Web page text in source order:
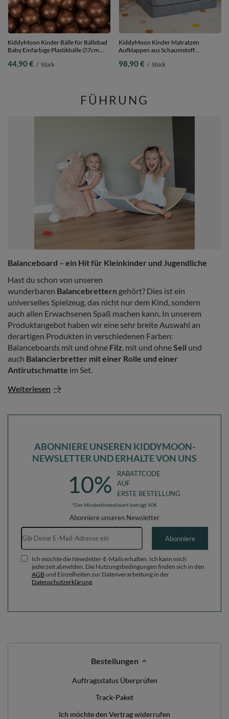
KiddyMoon Kinder Bälle für Bällebad
Baby Einfarbige Plastikbälle ∅7cm
44,90 € / Stück
KiddyMoon Kinder Matratzen
Aufklappen aus Schaumstoff
Kinderzimmer Faltmatratze,
98,90 € / Stück
FÜHRUNG
Balanceboard – ein Hit für Kleinkinder und Jugendliche
Hast du schon von unseren
wunderbaren Balancebrettern gehört? Dies ist ein
universelles Spielzeug, das nicht nur dem Kind, sondern
auch allen Erwachsenen Spaß machen kann. In unserem
Produktangebot haben wir eine sehr breite Auswahl an
derartigen Produkten in verschiedenen Farben:
Balanceboards mit und ohne Filz, mit und ohneSeil und
auch Balancierbretter mit einer Rolle und einer
Antirutschmatte im Set.
Weiterlesen
ABONNIERE UNSEREN KIDDYMOON-
NEWSLETTER UND ERHALTE VON UNS
10%
RABATTCODE
AUF
ERSTE BESTELLUNG
*Der Mindestbestellwert beträgt 40€
Abonniere unseren Newsletter
E-Mail-Adresse
Abonniere
Ich möchte die Newsletter-E-Mails erhalten. Ich kann mich
jederzeit abmelden. Die Nutzungsbedingungen finden sich in den
AGB und Einzelheiten zur Datenverarbeitung in der
Datenschutzerklärung
Bestellungen
Auftragsstatus Überprüfen
Track-Paket
Ich möchte den Vertrag widerrufen